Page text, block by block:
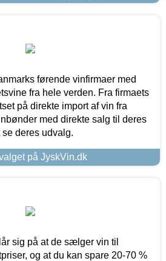
førende vinfirmaer med
fra hele verden. Fra firmaets
på direkte import af vin fra
med direkte salg til deres
se deres udvalg.
på JyskVin.dk
sig på at de sælger vin til
og at du kan spare 20-70 %